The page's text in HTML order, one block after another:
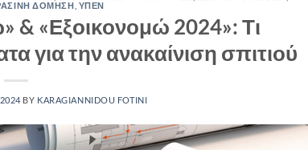
ΔΟΜΗΣΗ ΥΠΕΝ
& «Εξοικονομώ 2024»: Τι
για την ανακαίνιση σπιτιού
BY KARAGIANNIDOU FOTINI